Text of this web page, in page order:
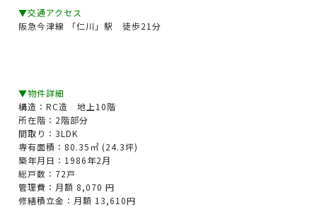
▼交通アクセス
阪急今津線 「仁川」駅 徒歩21分
▼物件詳細
構造：RC造 地上10階
所在階：2階部分
間取り：3LDK
専有面積：80.35㎡ (24.3坪)
築年月日：1986年2月
総戸数：72戸
管理費：月額 8,070 円
修繕積立金：月額 13,610円